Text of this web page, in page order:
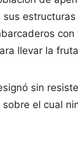
llevar la
sin
el cual